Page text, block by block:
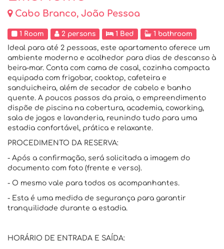
Cabo Branco, João Pessoa
1 Room 2 persons 1 Bed
1 bathroom
Ideal para até 2 pessoas, este apartamento oferece um
ambiente moderno e acolhedor para dias de descanso à
beira-mar. Conta com cama de casal, cozinha compacta
equipada com frigobar, cooktop, cafeteira e
sanduicheira, além de secador de cabelo e banho
quente. A poucos passos da praia, o empreendimento
dispõe de piscina na cobertura, academia, coworking,
sala de jogos e lavanderia, reunindo tudo para uma
estadia confortável, prática e relaxante.
PROCEDIMENTO DA RESERVA:
- Após a confirmação, será solicitada a imagem do
documento com foto (frente e verso).
- O mesmo vale para todos os acompanhantes.
- Esta é uma medida de segurança para garantir
tranquilidade durante a estadia.
HORÁRIO DE ENTRADA E SAÍDA: